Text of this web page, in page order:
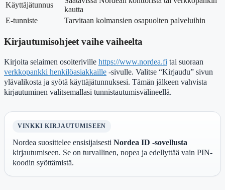
Käyttäjätunnus
kautta
E-tunniste
Tarvitaan kolmansien osapuolten palveluihin
Kirjautumisohjeet vaihe vaiheelta
Kirjoita selaimen osoiteriville https://www.nordea.fi tai suoraan
verkkopankki henkilöasiakkaille -sivulle. Valitse “Kirjaudu” sivun
ylävalikosta ja syötä käyttäjätunnuksesi. Tämän jälkeen vahvista
kirjautuminen valitsemallasi tunnistautumisvälineellä.
VINKKI KIRJAUTUMISEEN
Nordea suosittelee ensisijaisesti Nordea ID -sovellusta
kirjautumiseen. Se on turvallinen, nopea ja edellyttää vain PIN-
koodin syöttämistä.